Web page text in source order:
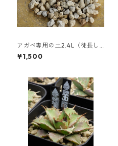
アガベ専用の土2.4L（徒長し
にくいプレミアムブレンド用
土）
¥1,500